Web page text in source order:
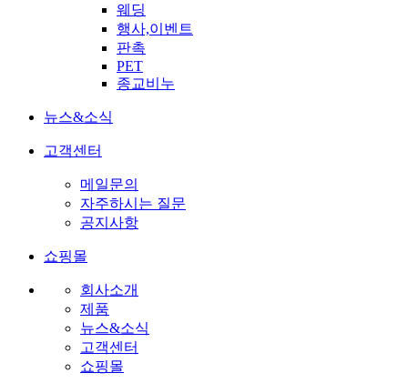
웨딩
행사,이벤트
판촉
PET
종교비누
뉴스&소식
고객센터
메일문의
자주하시는 질문
공지사항
쇼핑몰
회사소개
제품
뉴스&소식
고객센터
쇼핑몰